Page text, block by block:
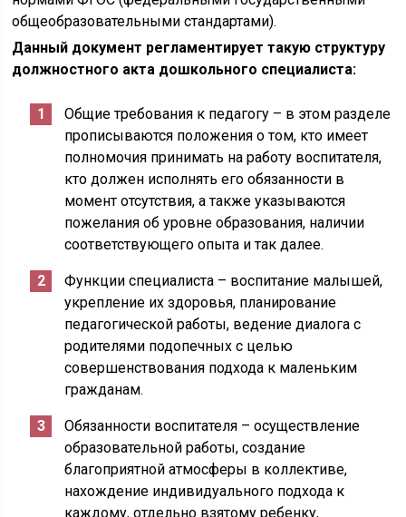
общеобразовательными стандартами).
Данный документ регламентирует такую структуру
должностного акта дошкольного специалиста:
Общие требования к педагогу – в этом разделе
прописываются положения о том, кто имеет
полномочия принимать на работу воспитателя,
кто должен исполнять его обязанности в
момент отсутствия, а также указываются
пожелания об уровне образования, наличии
соответствующего опыта и так далее.
Функции специалиста – воспитание малышей,
укрепление их здоровья, планирование
педагогической работы, ведение диалога с
родителями подопечных с целью
совершенствования подхода к маленьким
гражданам.
Обязанности воспитателя – осуществление
образовательной работы, создание
благоприятной атмосферы в коллективе,
нахождение индивидуального подхода к
каждому, отдельно взятому ребенку,